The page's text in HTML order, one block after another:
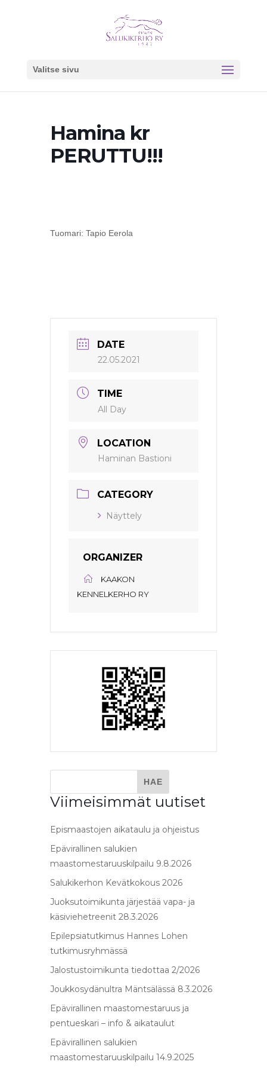
Valitse sivu
Hamina kr
PERUTTU!!!
Tuomari: Tapio Eerola
DATE
22.05.2021
TIME
All Day
LOCATION
Haminan Bastioni
CATEGORY
Näyttely
ORGANIZER
KAAKON
KENNELKERHO RY
Viimeisimmät uutiset
Epismaastojen aikataulu ja ohjeistus
Epävirallinen salukien
maastomestaruuskilpailu 9.8.2026
Salukikerhon Kevätkokous 2026
Juoksutoimikunta järjestää vapa- ja
käsiviehetreenit 28.3.2026
Epilepsiatutkimus Hannes Lohen
tutkimusryhmässä
Jalostustoimikunta tiedottaa 2/2026
Joukkosydänultra Mäntsälässä 8.3.2026
Epävirallinen maastomestaruus ja
pentueskari – info & aikataulut
Epävirallinen salukien
maastomestaruuskilpailu 14.9.2025